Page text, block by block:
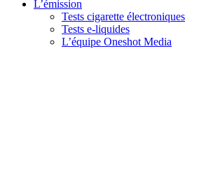
L’émission
Tests cigarette électroniques
Tests e-liquides
L’équipe Oneshot Media